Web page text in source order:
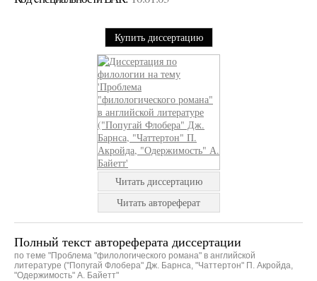
Купить диссертацию
Читать диссертацию
Читать автореферат
Полный текст автореферата диссертации
по теме "Проблема "филологического романа" в английской
литературе ("Попугай Флобера" Дж. Барнса, "Чаттертон" П. Акройда,
"Одержимость" А. Байетт"